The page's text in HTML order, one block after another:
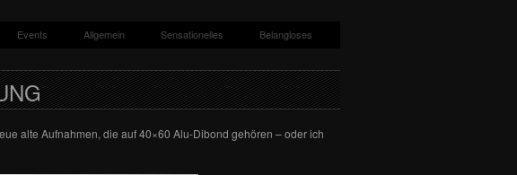
Events Allgemein Sensationelles Belangloses
alte Aufnahmen, die auf 40×60 Alu-Dibond gehören – oder ich